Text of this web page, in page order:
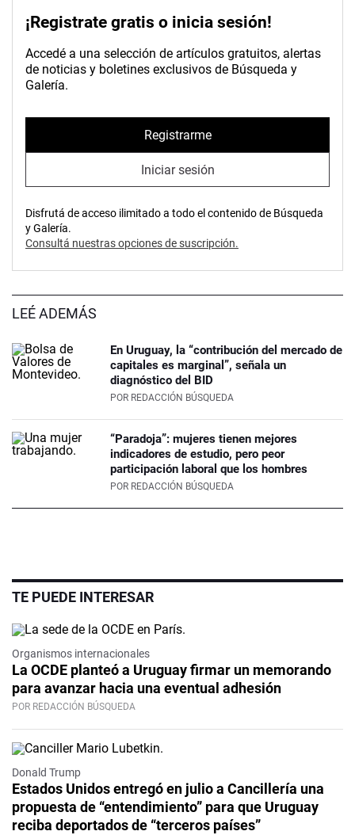
¡Registrate gratis o inicia sesión!
Accedé a una selección de artículos gratuitos, alertas
de noticias y boletines exclusivos de Búsqueda y
Galería.
Registrarme
Iniciar sesión
Disfrutá de acceso ilimitado a todo el contenido de Búsqueda
y Galería.
Consultá nuestras opciones de suscripción.
LEÉ ADEMÁS
En Uruguay, la “contribución del mercado de
capitales es marginal”, señala un
diagnóstico del BID
POR REDACCIÓN BÚSQUEDA
“Paradoja”: mujeres tienen mejores
indicadores de estudio, pero peor
participación laboral que los hombres
POR REDACCIÓN BÚSQUEDA
TE PUEDE INTERESAR
Organismos internacionales
La OCDE planteó a Uruguay firmar un memorando
para avanzar hacia una eventual adhesión
POR REDACCIÓN BÚSQUEDA
Donald Trump
Estados Unidos entregó en julio a Cancillería una
propuesta de “entendimiento” para que Uruguay
reciba deportados de “terceros países”